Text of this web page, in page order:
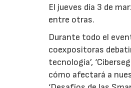
El jueves día 3 de
entre otras.
Durante todo el
coexpositoras
tecnología’,
cómo afectará a